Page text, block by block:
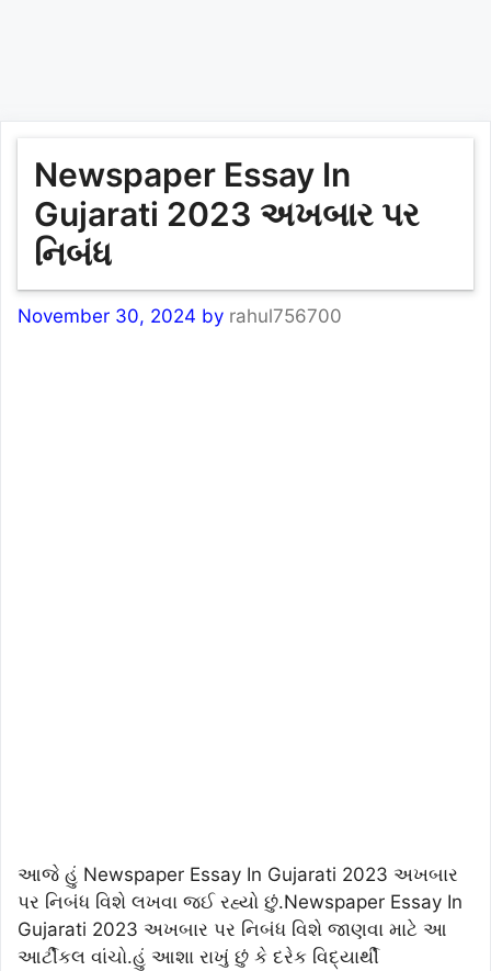
Newspaper Essay In
Gujarati 2023 અખબાર પર
નિબંધ
November 30, 2024 by rahul756700
આજે હું Newspaper Essay In Gujarati 2023 અખબાર
પર નિબંધ વિશે લખવા જઈ રહ્યો છું.Newspaper Essay In
Gujarati 2023 અખબાર પર નિબંધ વિશે જાણવા માટે આ
આર્ટીકલ વાંચો.હું આશા રાખું છું કે દરેક વિદ્યાર્થી